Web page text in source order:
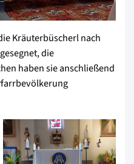
Kräuterbüscherl nach
die
haben sie anschließend